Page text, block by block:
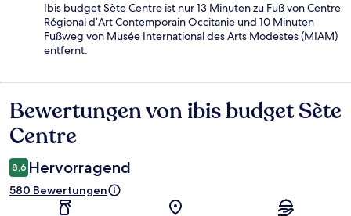
Ibis budget Sète Centre ist nur 13 Minuten zu Fuß von Centre
Régional d’Art Contemporain Occitanie und 10 Minuten
Fußweg von Musée International des Arts Modestes (MIAM)
entfernt.
Bewertungen
Bewertungen von ibis budget Sète
Centre
8,6 Hervorragend
580 Bewertungen